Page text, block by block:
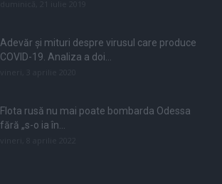
Adevăr și mituri despre virusul care produce
COVID-19. Analiza a doi...
Flota rusă nu mai poate bombarda Odessa
fără „s-o ia în...